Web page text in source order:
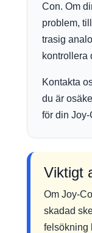
Con. Om
problem,
trasig
kontrollera
Kontakta
du är
för din Joy-
Viktigt
Om Joy-
skadad
felsökning